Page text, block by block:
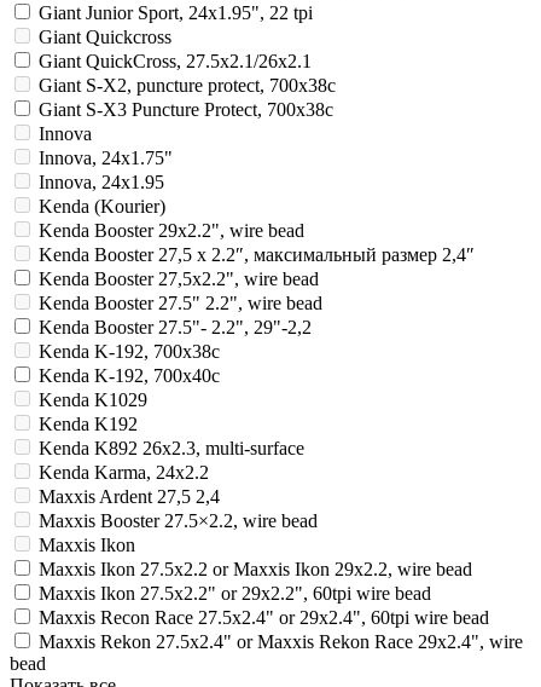
Giant Junior Sport, 24x1.95", 22 tpi
Giant Quickcross
Giant QuickCross, 27.5x2.1/26x2.1
Giant S-X2, puncture protect, 700x38c
Giant S-X3 Puncture Protect, 700x38c
Innova
Innova, 24x1.75"
Innova, 24x1.95
Kenda (Kourier)
Kenda Booster 29x2.2", wire bead
Kenda Booster 27,5 x 2.2″, максимальный размер 2,4″
Kenda Booster 27,5x2.2", wire bead
Kenda Booster 27.5" 2.2", wire bead
Kenda Booster 27.5"- 2.2", 29"-2,2
Kenda K-192, 700x38c
Kenda K-192, 700x40c
Kenda K1029
Kenda K192
Kenda K892 26x2.3, multi-surface
Kenda Karma, 24x2.2
Maxxis Ardent 27,5 2,4
Maxxis Booster 27.5×2.2, wire bead
Maxxis Ikon
Maxxis Ikon 27.5x2.2 or Maxxis Ikon 29x2.2, wire bead
Maxxis Ikon 27.5x2.2" or 29x2.2", 60tpi wire bead
Maxxis Recon Race 27.5x2.4" or 29x2.4", 60tpi wire bead
Maxxis Rekon 27.5x2.4" or Maxxis Rekon Race 29x2.4", wire
bead